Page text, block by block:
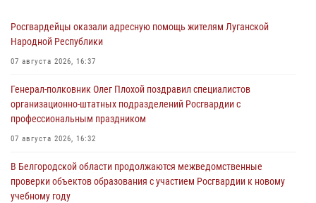
Росгвардейцы оказали адресную помощь жителям Луганской
Народной Республики
07 августа 2026, 16:37
Генерал-полковник Олег Плохой поздравил специалистов
организационно-штатных подразделений Росгвардии с
профессиональным праздником
07 августа 2026, 16:32
В Белгородской области продолжаются межведомственные
проверки объектов образования с участием Росгвардии к новому
учебному году